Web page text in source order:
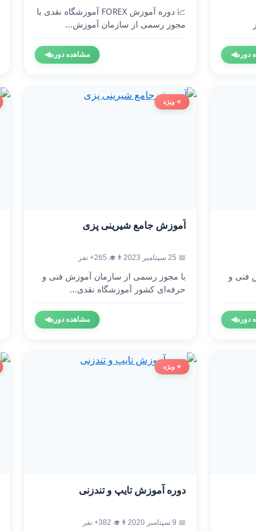
دوره◀
📈 دوره آموزش FOREX آموزشگاه نقدی با
مجوز رسمی از سازمان آموزش...
مشاهده دوره◀
فنی و
دوره◀
⭐ ویژه
آموزش جامع شیرینی پزی
📅 25 سپتامبر 2023 👨‍🎓 265+ نفر
با مجوز رسمی از سازمان آموزش فنی و
حرفه‌ای کشور آموزشگاه نقدی...
مشاهده دوره◀
⭐ ویژه
دوره آموزش تایپ و تندزنی
📅 9 سپتامبر 2020 👨‍🎓 382+ نفر